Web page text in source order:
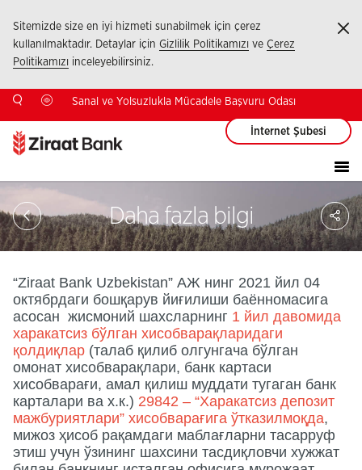
Sitemizde size en iyi hizmeti sunabilmek için çerez
kullanılmaktadır. Detaylar için Gizlilik Politikamızı ve Çerez
Politikamızı inceleyebilirsiniz.
Sanal ve Yolsuzlukla Mücadele Başvuru Odası
İnternet Şubesi
Daha fazla bilgi
“Ziraat Bank Uzbekistan” АЖ нинг 2021 йил 04
октябрдаги бошқарув йиғилиши баённомасига
асосан жисмоний шахсларнинг 1 йил давомида
харакатсиз бўлган хисобварақларидаги
қолдиқлар (талаб қилиб олгунгача бўлган
омонат хисобварақлари, банк картаси
хисобварағи, амал қилиш муддати тугаган банк
карталари ва х.к.) 29842 – “Харакатсиз депозит
мажбуриятлари” хисобварағига ўтказилмоқда,
мижоз ҳисоб рақамдаги маблағларни тасарруф
этиш учун ўзининг шахсини тасдиқловчи хужжат